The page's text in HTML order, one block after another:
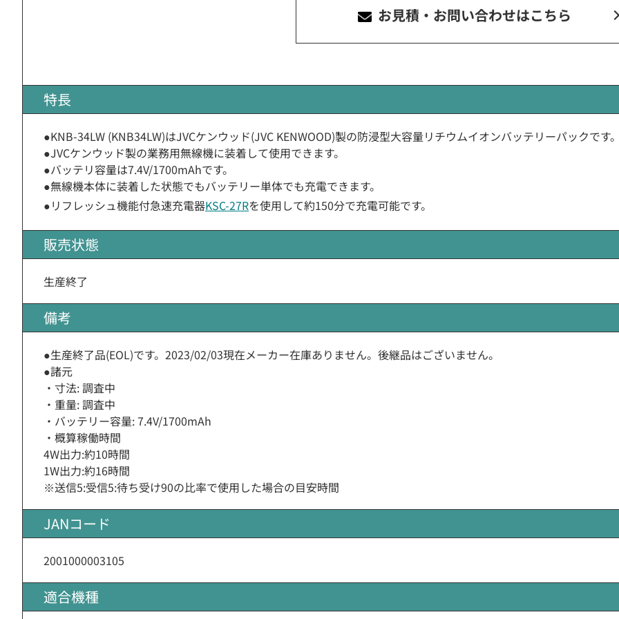
お見積・お問い合わせはこちら
特長
●KNB-34LW (KNB34LW)はJVCケンウッド(JVC KENWOOD)製の防浸型大容量リチウムイオンバッテリーパックです
●JVCケンウッド製の業務用無線機に装着して使用できます。
●バッテリ容量は7.4V/1700mAhです。
●無線機本体に装着した状態でもバッテリー単体でも充電できます。
●リフレッシュ機能付急速充電器KSC-27Rを使用して約150分で充電可能です。
販売状態
生産終了
備考
●生産終了品(EOL)です。2023/02/03現在メーカー在庫ありません。後継品はございません。
●諸元
・寸法: 調査中
・重量: 調査中
・バッテリー容量: 7.4V/1700mAh
・概算稼働時間
4W出力:約10時間
1W出力:約16時間
※送信5:受信5:待ち受け90の比率で使用した場合の目安時間
JANコード
2001000003105
適合機種